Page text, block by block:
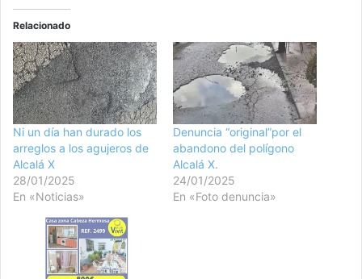
Relacionado
Ni un día han durado los
arreglos a los agujeros de
Alcalá X
28/01/2025
En «Noticias»
Denuncia “original”por el
abandono del polígono
Alcalá X.
24/01/2025
En «Foto denuncia»